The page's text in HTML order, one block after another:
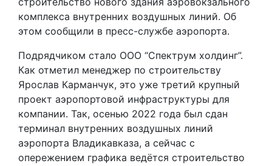
комплекса внутренних воздушных линий. Об
этом сообщили в пресс-службе аэропорта.
Подрядчиком стало ООО “Спектрум холдинг”.
Как отметил менеджер по строительству
Ярослав Карманчук, это уже третий крупный
проект аэропортовой инфраструктуры для
компании. Так, осенью 2022 года был сдан
терминал внутренних воздушных линий
аэропорта Владикавказа, а сейчас с
опережением графика ведётся строительство